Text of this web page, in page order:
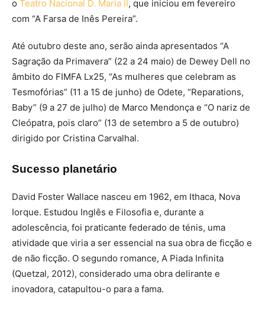
o Teatro Nacional D. Maria II, que iniciou em fevereiro
com “A Farsa de Inês Pereira”.
Até outubro deste ano, serão ainda apresentados “A
Sagração da Primavera” (22 a 24 maio) de Dewey Dell no
âmbito do FIMFA Lx25, “As mulheres que celebram as
Tesmofórias” (11 a 15 de junho) de Odete, “Reparations,
Baby” (9 a 27 de julho) de Marco Mendonça e “O nariz de
Cleópatra, pois claro” (13 de setembro a 5 de outubro)
dirigido por Cristina Carvalhal.
Sucesso planetário
David Foster Wallace nasceu em 1962, em Ithaca, Nova
Iorque. Estudou Inglês e Filosofia e, durante a
adolescência, foi praticante federado de ténis, uma
atividade que viria a ser essencial na sua obra de ficção e
de não ficção. O segundo romance, A Piada Infinita
(Quetzal, 2012), considerado uma obra delirante e
inovadora, catapultou-o para a fama.